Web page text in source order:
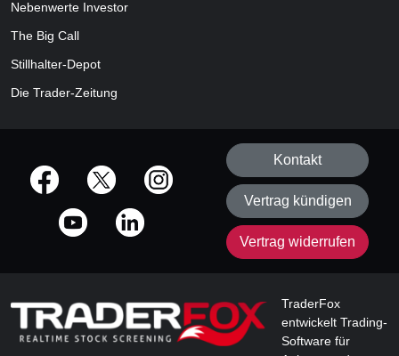
Nebenwerte Investor
The Big Call
Stillhalter-Depot
Die Trader-Zeitung
offizielle Social Media-Accounts
Kontakt
Vertrag kündigen
Vertrag widerrufen
TraderFox
entwickelt Trading-
Software für